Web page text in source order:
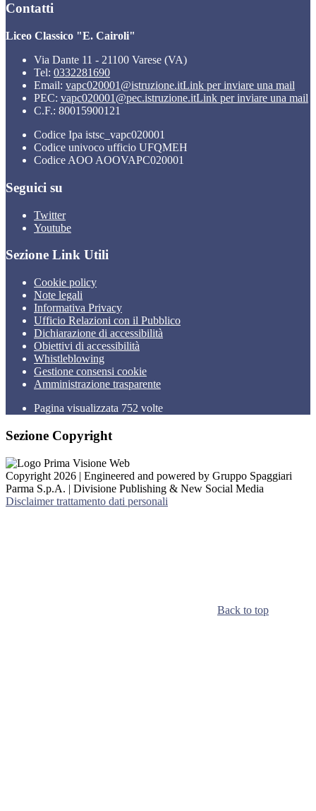
Contatti
Liceo Classico "E. Cairoli"
Via Dante 11 - 21100 Varese (VA)
Tel: 0332281690
Email: vapc020001@istruzione.itLink per inviare una mail
PEC: vapc020001@pec.istruzione.itLink per inviare una mail
C.F.: 80015900121
Codice Ipa istsc_vapc020001
Codice univoco ufficio UFQMEH
Codice AOO AOOVAPC020001
Seguici su
Twitter
Youtube
Sezione Link Utili
Cookie policy
Note legali
Informativa Privacy
Ufficio Relazioni con il Pubblico
Dichiarazione di accessibilità
Obiettivi di accessibilità
Whistleblowing
Gestione consensi cookie
Amministrazione trasparente
Pagina visualizzata 752 volte
Sezione Copyright
Copyright 2026 | Engineered and powered by Gruppo Spaggiari
Parma S.p.A. | Divisione Publishing & New Social Media
Disclaimer trattamento dati personali
Back to top